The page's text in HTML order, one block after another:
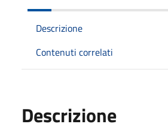
Descrizione
Contenuti correlati
Descrizione